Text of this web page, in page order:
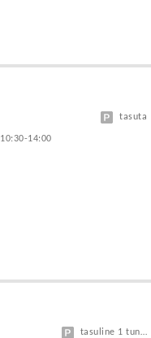
10:30-14:00
tasuta
tasuline 1 tund tasuta, kellaga